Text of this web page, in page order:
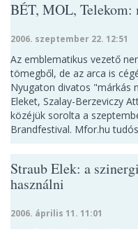
BÉT, MOL, Telekom:
2006. szeptember 22. 12:51
Az emblematikus vezető
tömegből, de az arca is
Nyugaton divatos "márkás
Eleket, Szalay-Berzeviczy
közéjük sorolta a
Brandfestival. Mfor.hu
Straub Elek: a
használni
2006. április 11. 11:01